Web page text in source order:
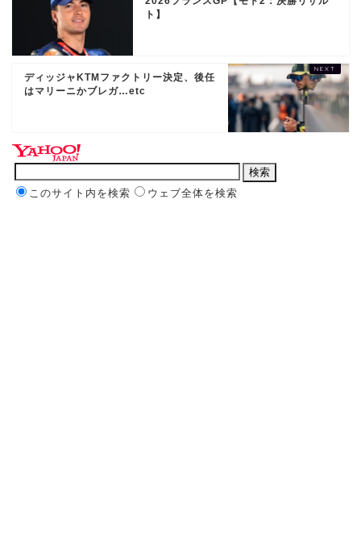
ト】
ディッジャKTMファクトリー決定、後任
はマリーニかブレガ…etc
このサイト内を検索 ウェブ全体を検索